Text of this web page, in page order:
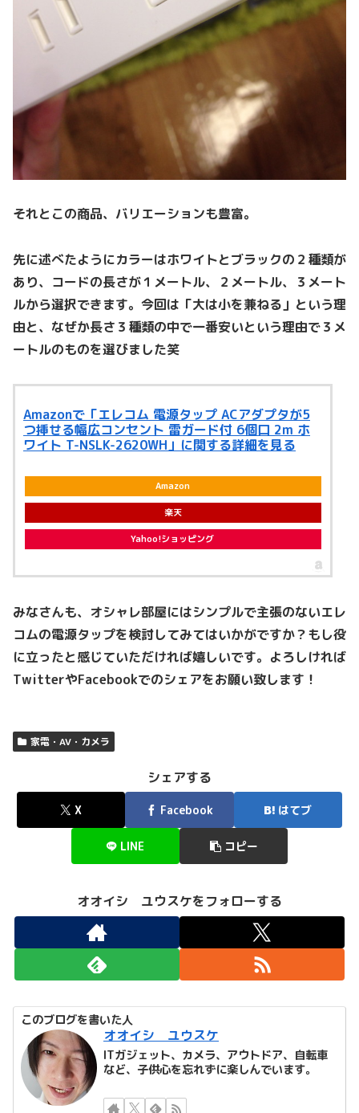
それとこの商品、バリエーションも豊富。
先に述べたようにカラーはホワイトとブラックの２種類が
あり、コードの長さが１メートル、２メートル、３メート
ルから選択できます。今回は「大は小を兼ねる」という理
由と、なぜか長さ３種類の中で一番安いという理由で３メ
ートルのものを選びました笑
Amazonで「エレコム 電源タップ ACアダプタが5
つ挿せる幅広コンセント 雷ガード付 6個口 2m ホ
ワイト T-NSLK-2620WH」に関する詳細を見る
Amazon
楽天
Yahoo!ショッピング
みなさんも、オシャレ部屋にはシンプルで主張のないエレ
コムの電源タップを検討してみてはいかがですか？もし役
に立ったと感じていただければ嬉しいです。よろしければ
TwitterやFacebookでのシェアをお願い致します！
家電・AV・カメラ
シェアする
X Facebook はてブ
LINE コピー
オオイシ ユウスケをフォローする
このブログを書いた人
オオイシ ユウスケ
ITガジェット、カメラ、アウトドア、自転車
など、子供心を忘れずに楽しんでいます。